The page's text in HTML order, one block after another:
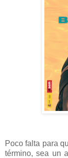
Poco falta para
término, sea un